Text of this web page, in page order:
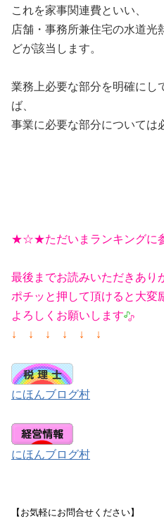
これを家事関連費といい、
店舗・事務所兼住宅の水道光
どが該当します。
業務上必要な部分を明確にし
ば、
事業に必要な部分については
★☆★ただいまランキングに
最後までお読みいただきあり
ポチッと押して頂けると大変
よろしくお願いします
↓ ↓ ↓ ↓ ↓ ↓
にほんブログ村
にほんブログ村
【お気軽にお問合せください】